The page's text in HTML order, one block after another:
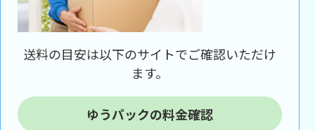
送料の目安は以下のサイトでご確認いただけ
ます。
ゆうパックの料金確認